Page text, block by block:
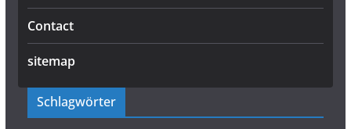
Contact
sitemap
Schlagwörter